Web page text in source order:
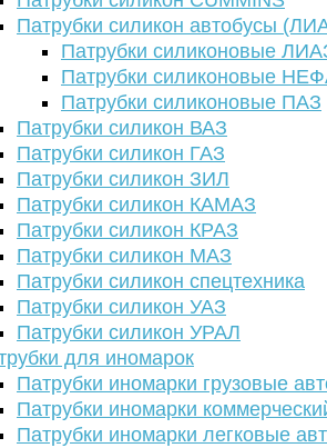
Патрубки силикон автобусы
Патрубки силиконовые
Патрубки силиконовые
Патрубки силиконовые ПАЗ
Патрубки силикон ВАЗ
Патрубки силикон ГАЗ
Патрубки силикон ЗИЛ
Патрубки силикон КАМАЗ
Патрубки силикон КРАЗ
Патрубки силикон МАЗ
Патрубки силикон спецтехника
Патрубки силикон УАЗ
Патрубки силикон УРАЛ
для иномарок
Патрубки иномарки грузовые
Патрубки иномарки
Патрубки иномарки легковые